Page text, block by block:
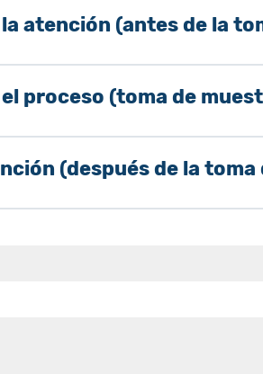
atención (antes de la
proceso (toma de
(después de la toma